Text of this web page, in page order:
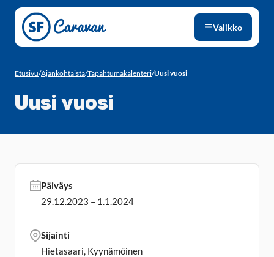
Siirry sivun sisältöön
Valikko
Etusivu/Ajankohtaista/Tapahtumakalenteri/Uusi vuosi
Uusi vuosi
Päiväys
29.12.2023 – 1.1.2024
Sijainti
Hietasaari, Kyynämöinen